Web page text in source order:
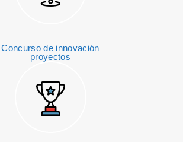
Concurso de innovación
proyectos